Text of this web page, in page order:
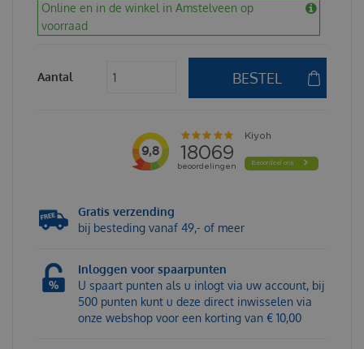
Online en in de winkel in Amstelveen op
voorraad
Aantal
Gratis verzending
bij besteding vanaf 49,- of meer
Inloggen voor spaarpunten
U spaart punten als u inlogt via uw account, bij
500 punten kunt u deze direct inwisselen via
onze webshop voor een korting van € 10,00